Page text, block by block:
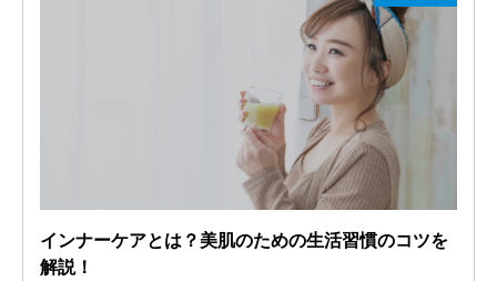
インナーケアとは？美肌のための生活習慣のコツを
解説！